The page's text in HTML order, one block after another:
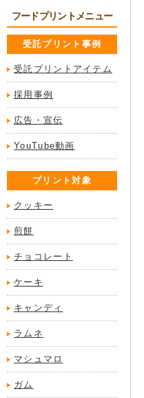
フードプリントメニュー
受託プリント事例
受託プリントアイテム
採用事例
広告・宣伝
YouTube動画
プリント対象
クッキー
煎餅
チョコレート
ケーキ
キャンディ
ラムネ
マシュマロ
ガム